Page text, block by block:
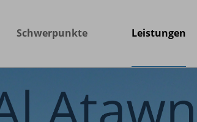
Schwerpunkte Leistungen